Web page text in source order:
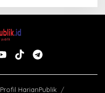
Profil HarianPublik